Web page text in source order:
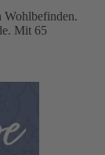
Wohlbefinden.
Mit 65